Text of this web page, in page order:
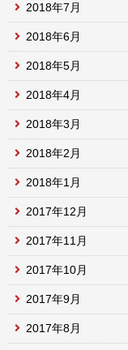
2018年7月
2018年6月
2018年5月
2018年4月
2018年3月
2018年2月
2018年1月
2017年12月
2017年11月
2017年10月
2017年9月
2017年8月